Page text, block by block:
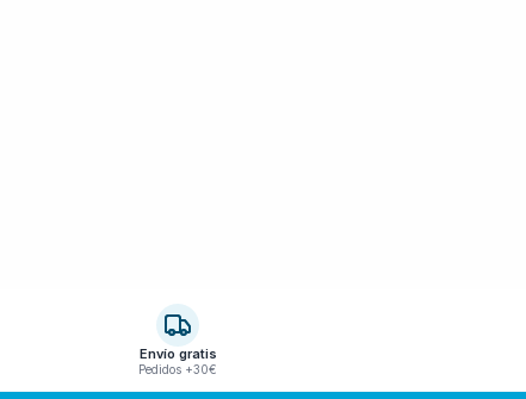
Envío gratis
Pedidos +30€